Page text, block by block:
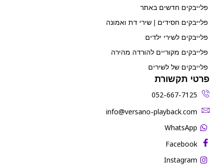
פלייבקים חדשים באתר
פלייבקים חסידים | שירי דת ואמונה
פלייבקים לשירי ילדים
פלייבקים מקוריים להורדה מהירה
פלייבקים של לשירים
פרטי תקשורת
052-667-7125
‫info@versano-playback.com‬
WhatsApp
Facebook
Instagram